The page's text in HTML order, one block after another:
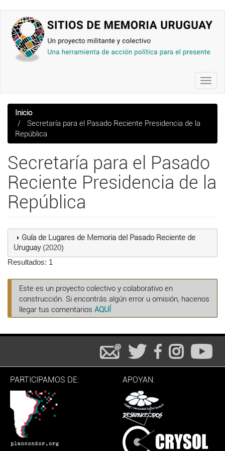
contenido
principal
Inicio
Secretaría para el Pasado Reciente Presidencia de la
República
Secretaría para el Pasado
Reciente Presidencia de la
República
Guía de Lugares de Memoria del Pasado Reciente de
Uruguay(2020)
Resultados: 1
Este es un proyecto colectivo y colaborativo en
construcción. Si encontrás algún error u omisión, hacenos
llegar tus comentarios AQUÍ
PARTICIPAMOS DE: APOYAN: